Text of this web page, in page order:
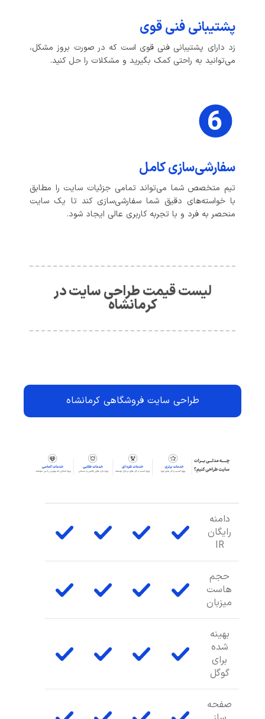
پشتیبانی فنی قوی
زد دارای پشتیبانی فنی قوی است که در صورت بروز مشکل،
می‌توانید به راحتی کمک بگیرید و مشکلات را حل کنید.
سفارشی‌سازی کامل
تیم متخصص شما می‌تواند تمامی جزئیات سایت را مطابق
با خواسته‌های دقیق شما سفارشی‌سازی کند تا یک سایت
منحصر به فرد و با تجربه کاربری عالی ایجاد شود.
لیست قیمت طراحی سایت در
کرمانشاه
طراحی سایت فروشگاهی کرمانشاه
دامنه
رایگان
IR
حجم
هاست
میزبان
بهینه
شده
برای
گوگل
صفحه